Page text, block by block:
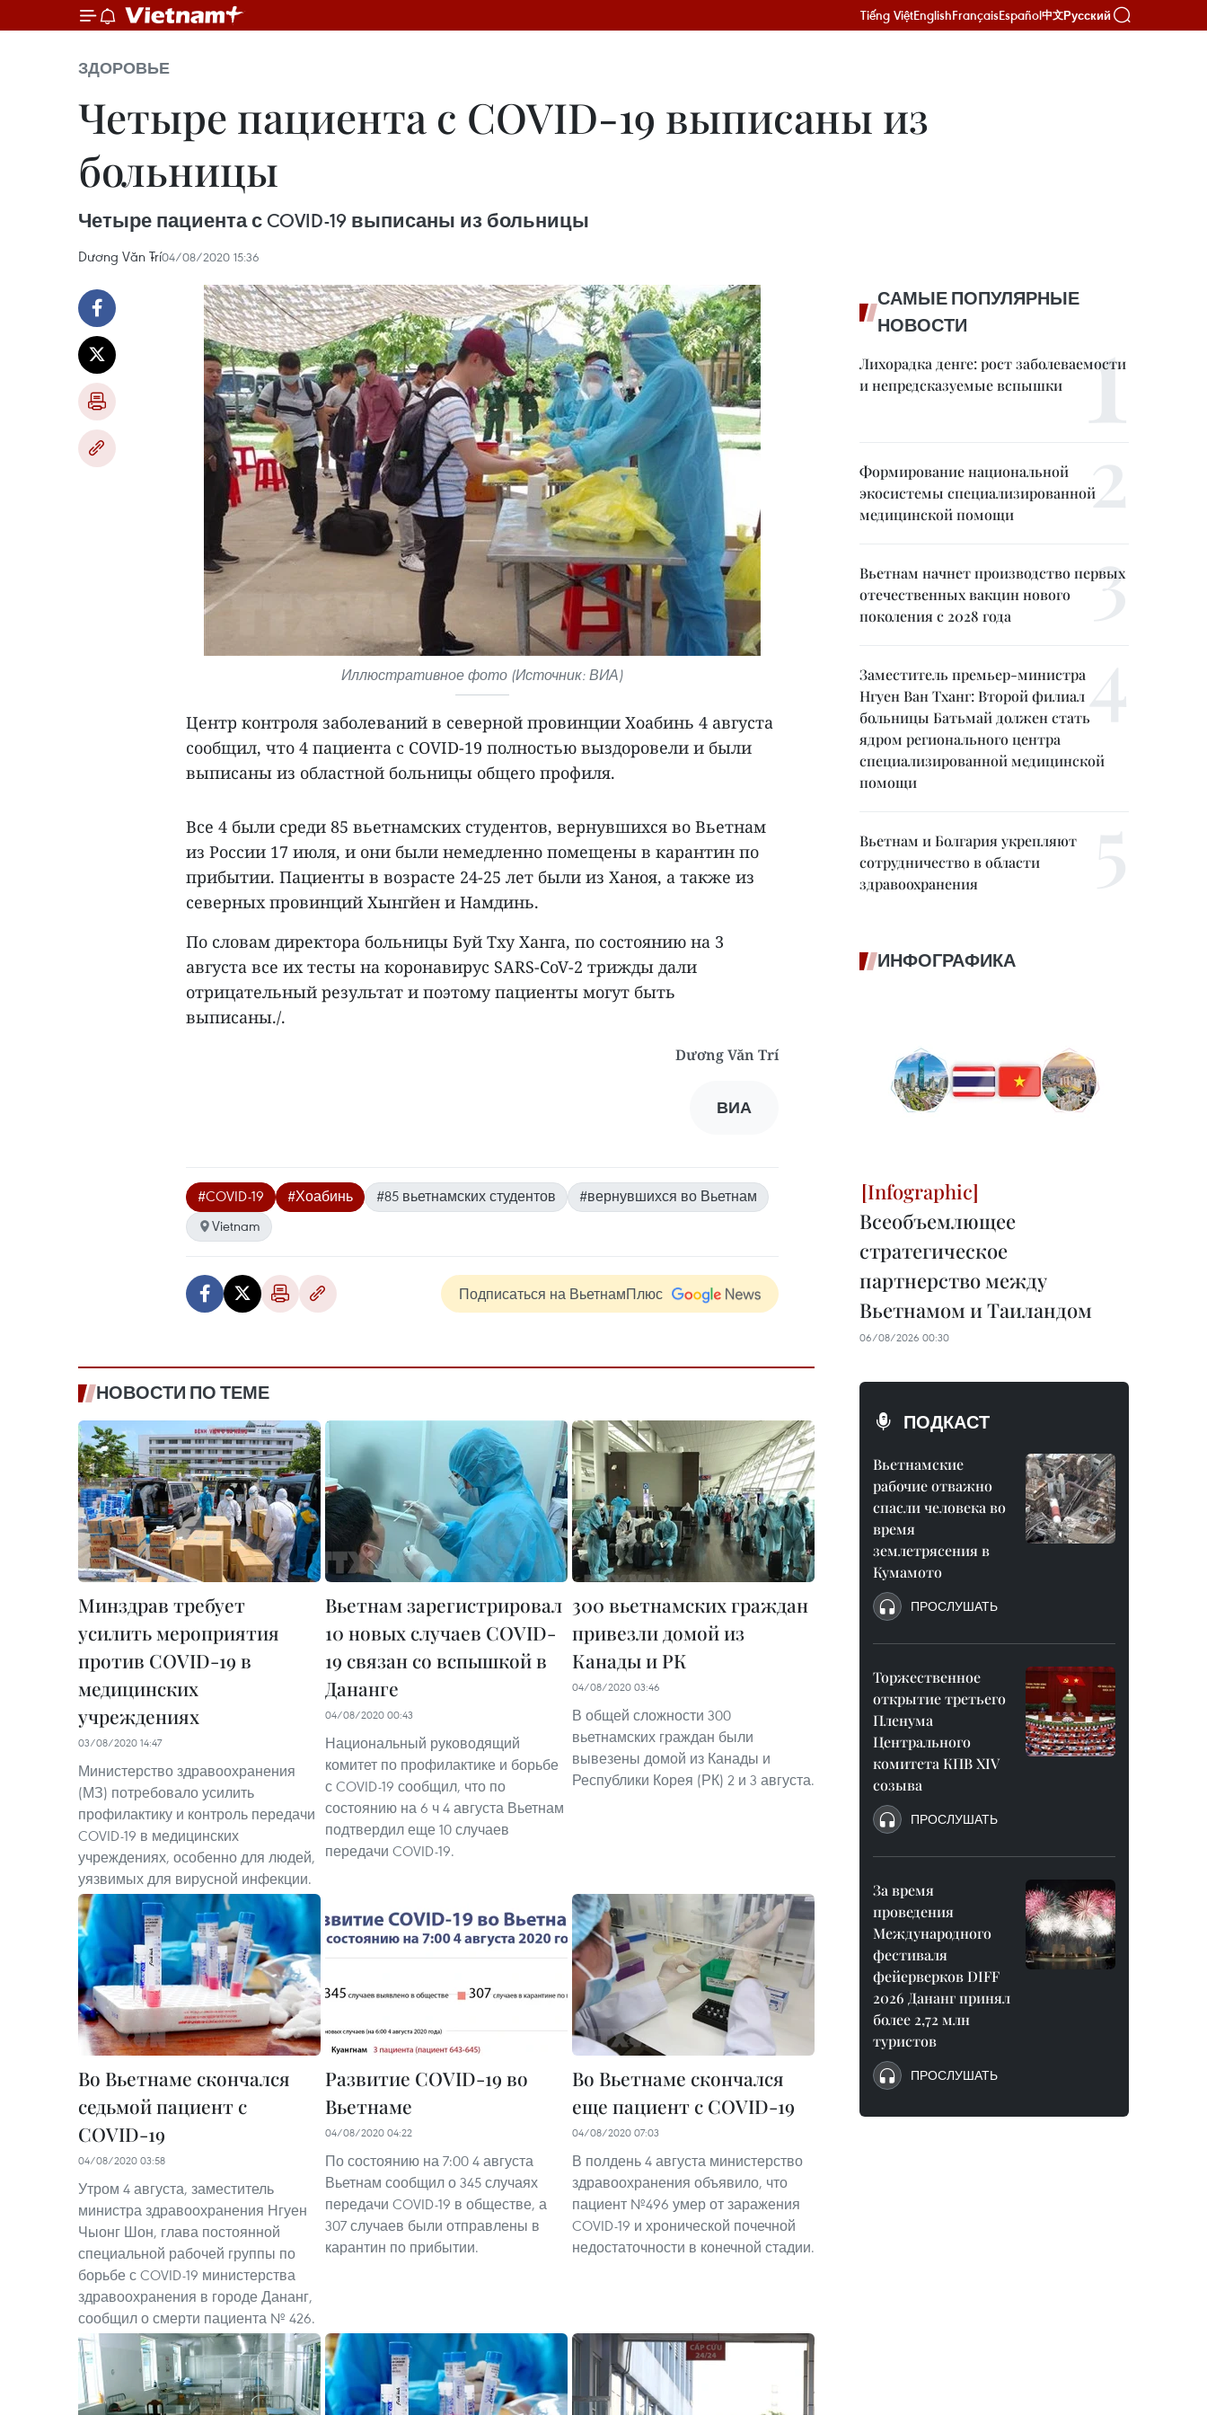
Tiếng ViệtEnglishFrançaisEspañol中文Русский
ЗДОРОВЬЕ
Четыре пациента с COVID-19 выписаны из
больницы
Четыре пациента с COVID-19 выписаны из больницы
Dương Văn Trí04/08/2020 15:36
Иллюстративное фото (Источник: ВИА)
Центр контроля заболеваний в северной провинции Хоабинь 4 августа
сообщил, что 4 пациента с COVID-19 полностью выздоровели и были
выписаны из областной больницы общего профиля.
Все 4 были среди 85 вьетнамских студентов, вернувшихся во Вьетнам
из России 17 июля, и они были немедленно помещены в карантин по
прибытии. Пациенты в возрасте 24-25 лет были из Ханоя, а также из
северных провинций Хынгйен и Намдинь.
По словам директора больницы Буй Тху Ханга, по состоянию на 3
августа все их тесты на коронавирус SARS-CoV-2 трижды дали
отрицательный результат и поэтому пациенты могут быть
выписаны./.
Dương Văn Trí
ВИА
#COVID-19 #Хоабинь #85 вьетнамских студентов
#вернувшихся во Вьетнам
Vietnam
Подписаться на ВьетнамПлюс
НОВОСТИ ПО ТЕМЕ
Минздрав требует
усилить мероприятия
против COVID-19 в
медицинских
учреждениях
03/08/2020 14:47
Министерство здравоохранения
(МЗ) потребовало усилить
профилактику и контроль передачи
COVID-19 в медицинских
учреждениях, особенно для людей,
уязвимых для вирусной инфекции.
Вьетнам зарегистрировал
10 новых случаев COVID-
19 связан со вспышкой в
Дананге
04/08/2020 00:43
Национальный руководящий
комитет по профилактике и борьбе
с COVID-19 сообщил, что по
состоянию на 6 ч 4 августа Вьетнам
подтвердил еще 10 случаев
передачи COVID-19.
300 вьетнамских граждан
привезли домой из
Канады и РК
04/08/2020 03:46
В общей сложности 300
вьетнамских граждан были
вывезены домой из Канады и
Республики Корея (РК) 2 и 3 августа.
Во Вьетнаме скончался
седьмой пациент с
COVID-19
04/08/2020 03:58
Утром 4 августа, заместитель
министра здравоохранения Нгуен
Чыонг Шон, глава постоянной
специальной рабочей группы по
борьбе с COVID-19 министерства
здравоохранения в городе Дананг,
сообщил о смерти пациента № 426.
Развитие COVID-19 во
Вьетнаме
04/08/2020 04:22
По состоянию на 7:00 4 августа
Вьетнам сообщил о 345 случаях
передачи COVID-19 в обществе, а
307 случаев были отправлены в
карантин по прибытии.
Во Вьетнаме скончался
еще пациент с COVID-19
04/08/2020 07:03
В полдень 4 августа министерство
здравоохранения объявило, что
пациент №496 умер от заражения
COVID-19 и хронической почечной
недостаточности в конечной стадии.
САМЫЕ ПОПУЛЯРНЫЕ
НОВОСТИ
Лихорадка денге: рост заболеваемости
и непредсказуемые вспышки
Формирование национальной
экосистемы специализированной
медицинской помощи
Вьетнам начнет производство первых
отечественных вакцин нового
поколения с 2028 года
Заместитель премьер-министра
Нгуен Ван Тханг: Второй филиал
больницы Батьмай должен стать
ядром регионального центра
специализированной медицинской
помощи
Вьетнам и Болгария укрепляют
сотрудничество в области
здравоохранения
ИНФОГРАФИКА
Всеобъемлющее
стратегическое
партнерство между
Вьетнамом и Таиландом
06/08/2026 00:30
ПОДКАСТ
Вьетнамские
рабочие отважно
спасли человека во
время
землетрясения в
Кумамото
ПРОСЛУШАТЬ
Торжественное
открытие третьего
Пленума
Центрального
комитета КПВ XIV
созыва
ПРОСЛУШАТЬ
За время
проведения
Международного
фестиваля
фейерверков DIFF
2026 Дананг принял
более 2,72 млн
туристов
ПРОСЛУШАТЬ